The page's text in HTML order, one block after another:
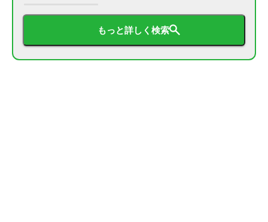
もっと詳しく検索